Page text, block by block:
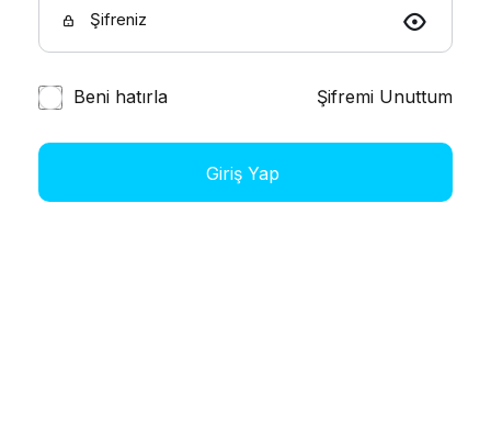
Şifreniz
Beni hatırla Şifremi Unuttum
Giriş Yap